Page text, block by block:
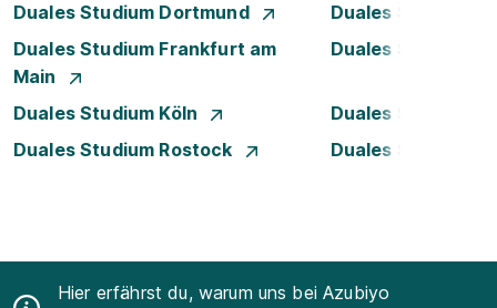
Duales Studium Dortmund
Duales Studium
Duales Studium Frankfurt am
Main
Duales Studium
Duales Studium Köln
Duales Studium
Duales Studium Rostock
Duales Studium
Hier erfährst du, warum uns bei Azubiyo